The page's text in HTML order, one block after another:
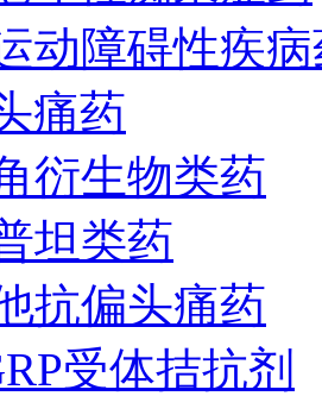
动障碍性疾
痛药
衍生物类药
坦类药
抗偏头痛药
受体拮抗剂